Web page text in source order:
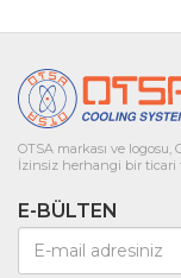
OTSA markası ve logosu,
İzinsiz herhangi bir ticari
E-BÜLTEN